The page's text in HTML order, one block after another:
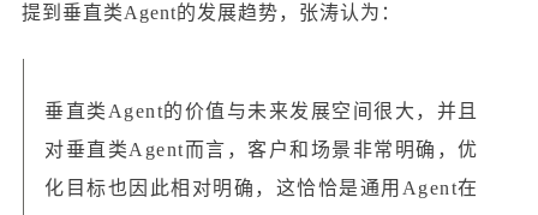
提到垂直类Agent的发展趋势，张涛认为：
垂直类Agent的价值与未来发展空间很大，并且
对垂直类Agent而言，客户和场景非常明确，优
化目标也因此相对明确，这恰恰是通用Agent在